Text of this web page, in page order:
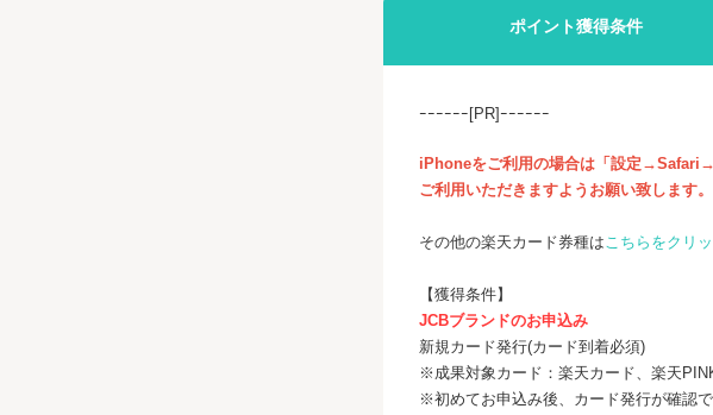
ポイント獲得条件
ｰｰｰｰｰｰ[PR]ｰｰｰｰｰｰ
iPhoneをご利用の場合は「設定→Safari→
ご利用いただきますようお願い致します。
その他の楽天カード券種はこちらをクリ
【獲得条件】
JCBブランドのお申込み
新規カード発行(カード到着必須)
※成果対象カード：楽天カード、楽天
※初めてお申込み後、カード発行が確認